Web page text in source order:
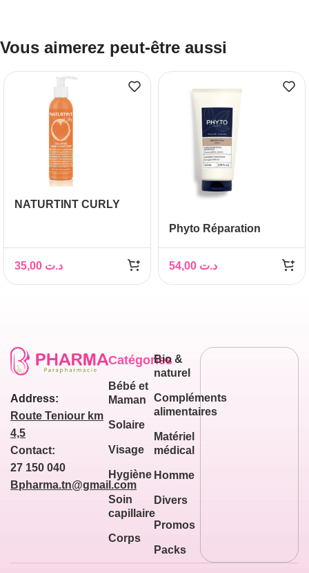
Vous aimerez peut-être aussi
NATURTINT CURLY
د.ت
Phyto Réparation
ml
د.ت
Address:
Route Teniour km
4,5
Contact:
27 150 040
Bpharma.tn@gmail.com
Catégories
Bébé et
Maman
Solaire
Visage
Hygiène
Soin
capillaire
Corps
Bio &
naturel
Compléments
alimentaires
Matériel
médical
Homme
Divers
Promos
Packs